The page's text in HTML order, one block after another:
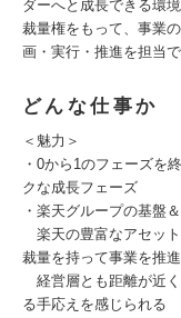
ダーへと成長できる環
裁量権をもって、事業
画・実行・推進を担当
どんな仕事か
＜魅力＞
・0から1のフェーズを
クな成長フェーズ
・楽天グループの基盤
楽天の豊富なアセッ
裁量を持って事業を推
経営層とも距離が近
る手応えを感じられる